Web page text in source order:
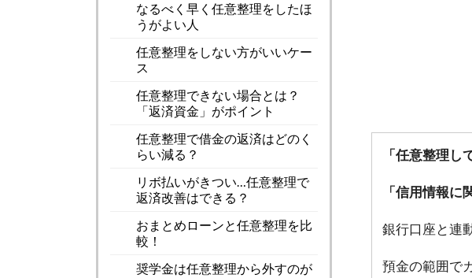
「任意整理し
「信用情報に
銀行口座と連
預金の範囲で
なるべく早く任意整理をしたほ
うがよい人
任意整理をしない方がいいケー
ス
任意整理できない場合とは？
「返済資金」がポイント
任意整理で借金の返済はどのく
らい減る？
リボ払いがきつい…任意整理で
返済改善はできる？
おまとめローンと任意整理を比
較！
奨学金は任意整理から外すのが